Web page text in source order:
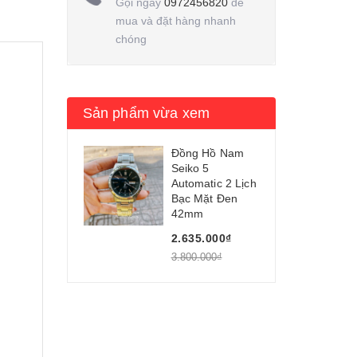
mua và đặt hàng nhanh
chóng
Sản phẩm vừa xem
Đồng Hồ Nam
Seiko 5
Automatic 2 Lịch
Bạc Mặt Đen
42mm
2.635.000₫
3.800.000₫